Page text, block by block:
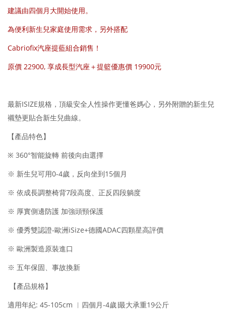
建議由四個月大開始使用。
為便利新生兒家庭使用需求，另外搭配
Cabriofix汽座提藍組合銷售！
原價 22900, 享成長型汽座＋提籃優惠價 19900元
最新ISIZE規格，頂級安全人性操作更懂爸媽心，另外附贈的新生兒
襯墊更貼合新生兒曲線。
【產品特色】
※ 360°智能旋轉 前後向由選擇
※ 新生兒可用0-4歲，反向坐到15個月
※ 依成長調整椅背7段高度、正反四段躺度
※ 厚實側邊防護 加強頭頸保護
※ 優秀雙認證-歐洲iSize+德國ADAC四顆星高評價
※ 歐洲製造原裝進口
※ 五年保固、事故換新
【產品規格】
適用年紀: 45-105cm ︱四個月-4歲∣最大承重19公斤